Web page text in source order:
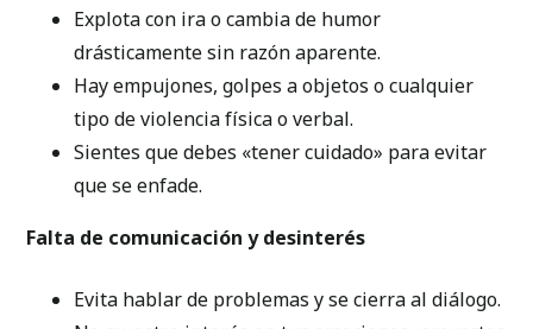
Explota con ira o cambia de humor
drásticamente sin razón aparente.
Hay empujones, golpes a objetos o cualquier
tipo de violencia física o verbal.
Sientes que debes «tener cuidado» para evitar
que se enfade.
Falta de comunicación y desinterés
Evita hablar de problemas y se cierra al diálogo.